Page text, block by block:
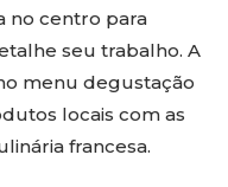
no centro para
seu trabalho. A
menu degustação
locais com as
francesa.